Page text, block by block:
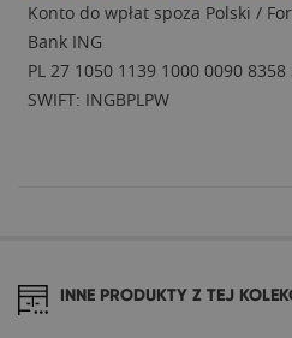
Konto do wpłat spoza Polski /
Bank ING
PL 27 1050 1139 1000 0090 8358
SWIFT: INGBPLPW
INNE PRODUKTY Z TEJ